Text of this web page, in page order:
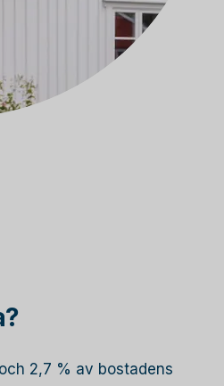
2,7 % av bostadens